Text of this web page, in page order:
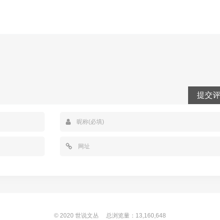
提交
© 2020 世说文丛 总浏览量：13,160,648